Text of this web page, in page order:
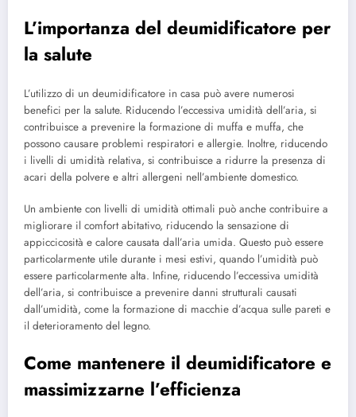
L’importanza del deumidificatore per
la salute
L’utilizzo di un deumidificatore in casa può avere numerosi
benefici per la salute. Riducendo l’eccessiva umidità dell’aria, si
contribuisce a prevenire la formazione di muffa e muffa, che
possono causare problemi respiratori e allergie. Inoltre, riducendo
i livelli di umidità relativa, si contribuisce a ridurre la presenza di
acari della polvere e altri allergeni nell’ambiente domestico.
Un ambiente con livelli di umidità ottimali può anche contribuire a
migliorare il comfort abitativo, riducendo la sensazione di
appiccicosità e calore causata dall’aria umida. Questo può essere
particolarmente utile durante i mesi estivi, quando l’umidità può
essere particolarmente alta. Infine, riducendo l’eccessiva umidità
dell’aria, si contribuisce a prevenire danni strutturali causati
dall’umidità, come la formazione di macchie d’acqua sulle pareti e
il deterioramento del legno.
Come mantenere il deumidificatore e
massimizzarne l’efficienza